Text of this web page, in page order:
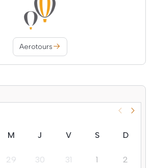
Aerotours
M J V S D
29 30 31 1 2